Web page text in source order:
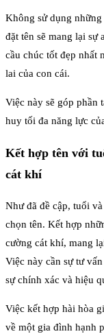
Không sử dụng
đặt tên sẽ mang lại
cầu chúc tốt đẹp nhất
lai của con cái.
Việc này sẽ góp phần
huy tối đa năng lực
Kết hợp tên với
cát khí
Như đã đề cập, tuổi
chọn tên. Kết hợp
cường cát khí, mang
Việc này cần sự tư
sự chính xác và hiệu
Việc kết hợp hài hòa
về một gia đình hạnh